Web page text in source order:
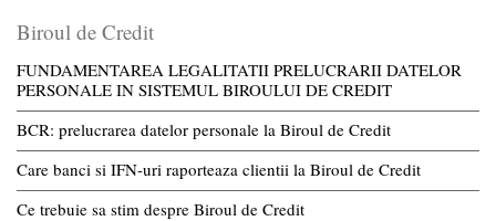
Biroul de Credit
FUNDAMENTAREA LEGALITATII PRELUCRARII DATELOR
PERSONALE IN SISTEMUL BIROULUI DE CREDIT
BCR: prelucrarea datelor personale la Biroul de Credit
Care banci si IFN-uri raporteaza clientii la Biroul de Credit
Ce trebuie sa stim despre Biroul de Credit